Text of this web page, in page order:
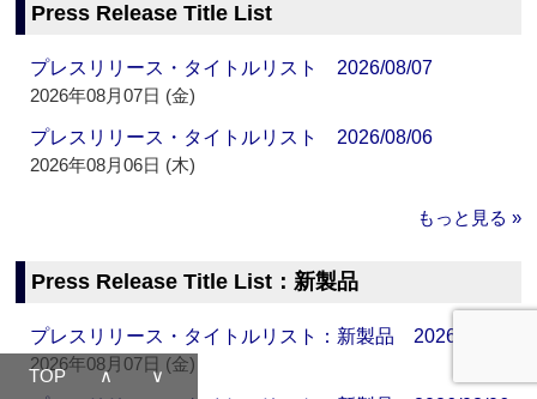
Press Release Title List
プレスリリース・タイトルリスト 2026/08/07
2026年08月07日 (金)
プレスリリース・タイトルリスト 2026/08/06
2026年08月06日 (木)
もっと見る »
Press Release Title List：新製品
プレスリリース・タイトルリスト：新製品 2026/08/07
2026年08月07日 (金)
TOP ∧ ∨